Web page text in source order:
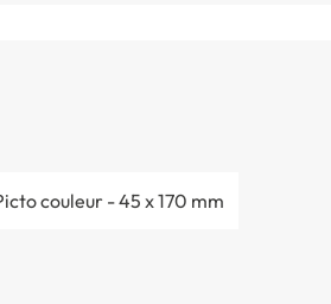
couleur - 45 x 170 mm